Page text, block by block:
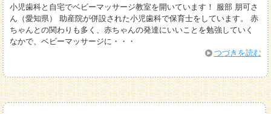
小児歯科と自宅でベビーマッサージ教室を開いています！ 服部 朋可さ
ん（愛知県） 助産院が併設された小児歯科で保育士をしています。 赤
ちゃんとの関わりも多く、赤ちゃんの発達にいいことを勉強していく
なかで、ベビーマッサージに・・・
つづきを読む